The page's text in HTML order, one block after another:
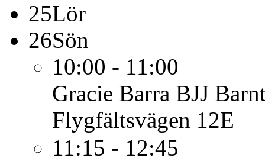
25Lör
26Sön
10:00 - 11:00
Gracie Barra BJJ
Flygfältsvägen 12E
11:15 - 12:45